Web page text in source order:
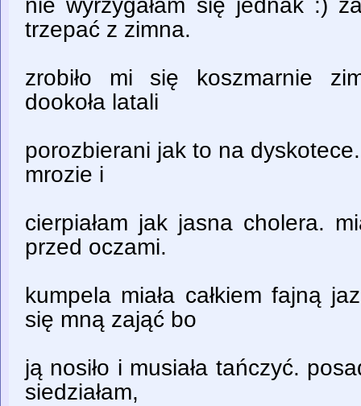
nie wyrzygałam się jednak :)
trzepać z zimna.
zrobiło mi się koszmarnie
dookoła latali
porozbierani jak to na
mrozie i
cierpiałam jak jasna cholera.
przed oczami.
kumpela miała całkiem fajną
się mną zająć bo
ją nosiło i musiała tańczyć.
siedziałam,